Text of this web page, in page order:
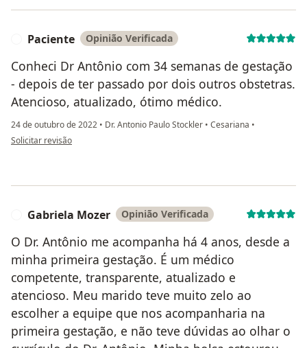
Paciente Opinião Verificada
Conheci Dr Antônio com 34 semanas de gestação
- depois de ter passado por dois outros obstetras.
Atencioso, atualizado, ótimo médico.
24 de outubro de 2022 • Dr. Antonio Paulo Stockler • Cesariana •
na opinião do utilizador Paciente
Solicitar revisão
Gabriela Mozer Opinião Verificada
O Dr. Antônio me acompanha há 4 anos, desde a
minha primeira gestação. É um médico
competente, transparente, atualizado e
atencioso. Meu marido teve muito zelo ao
escolher a equipe que nos acompanharia na
primeira gestação, e não teve dúvidas ao olhar o